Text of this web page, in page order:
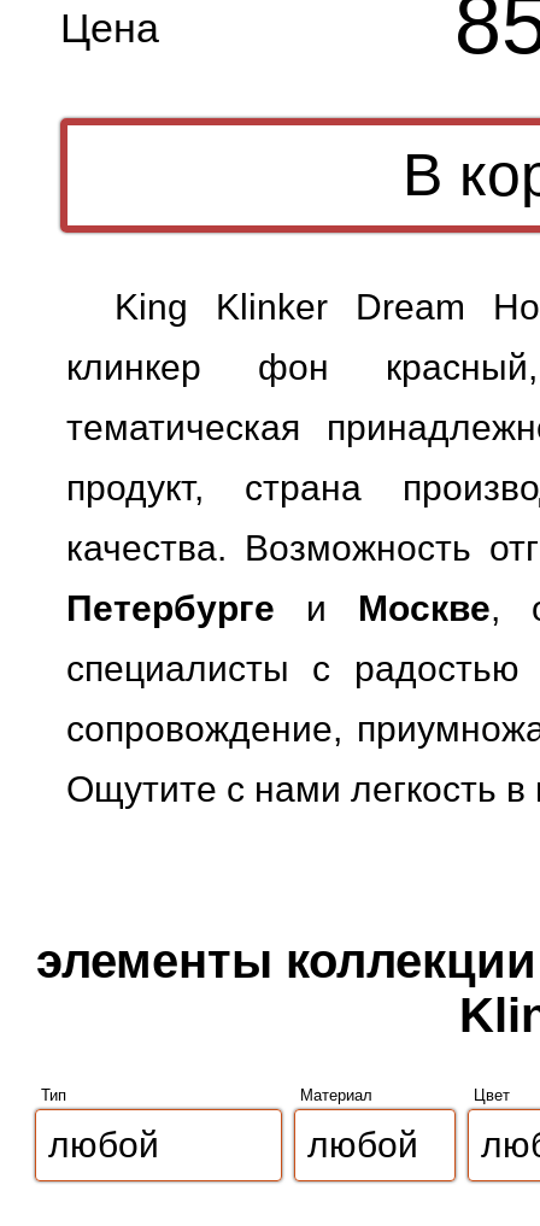
Цена
King Klinker Dream
клинкер фон
тематическая
продукт, страна
качества. Возможность
Петербурге и Москве,
специалисты с радостью
сопровождение,
Ощутите с нами легкость
элементы
Тип Материал Цвет